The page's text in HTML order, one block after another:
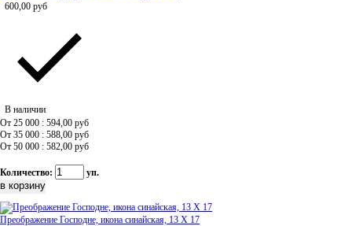
600,00 руб
В наличии
От 25 000 : 594,00 руб
От 35 000 : 588,00 руб
От 50 000 : 582,00 руб
Количество: уп.
Преображение Господне, икона синайская, 13 Х 17